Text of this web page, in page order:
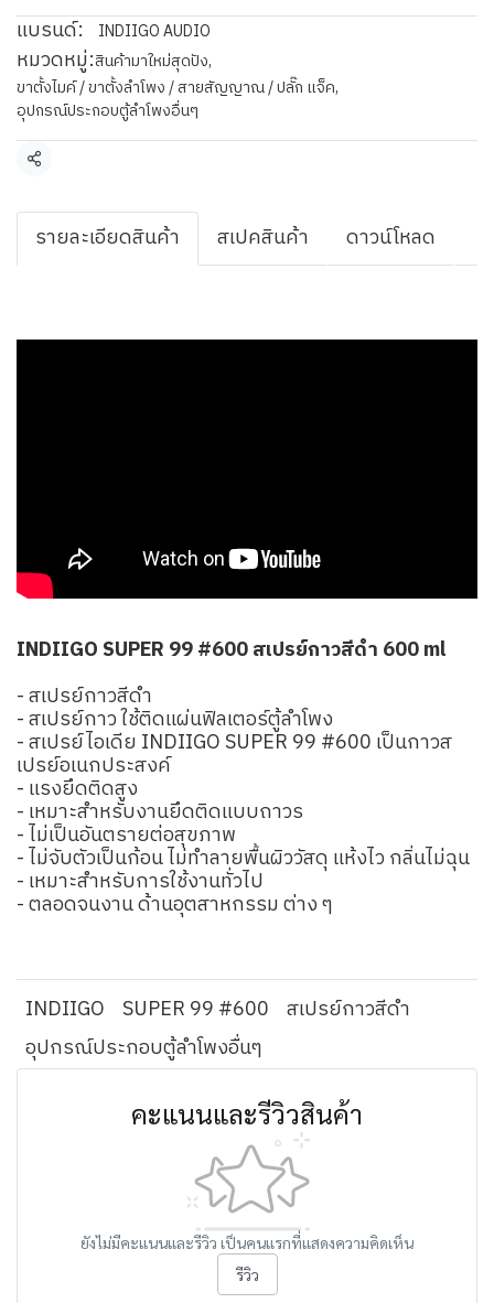
แบรนด์:
INDIIGO AUDIO
หมวดหมู่:สินค้ามาใหม่สุดปัง,
ขาตั้งไมค์ / ขาตั้งลำโพง / สายสัญญาณ / ปลั๊ก แจ็ค,
อุปกรณ์ประกอบตู้ลำโพงอื่นๆ
แชร์
รายละเอียดสินค้า สเปคสินค้า ดาวน์โหลด
INDIIGO SUPER 99 #600 สเปรย์กาวสีดำ 600 ml
- สเปรย์กาวสีดำ
- สเปรย์กาว ใช้ติดแผ่นฟิลเตอร์ตู้ลำโพง
- สเปรย์ไอเดีย INDIIGO SUPER 99 #600 เป็นกาวส
เปรย์อเนกประสงค์
- แรงยึดติดสูง
- เหมาะสำหรับงานยึดติดแบบถาวร
- ไม่เป็นอันตรายต่อสุขภาพ
- ไม่จับตัวเป็นก้อน ไม่ทำลายพื้นผิววัสดุ แห้งไว กลิ่นไม่ฉุน
- เหมาะสำหรับการใช้งานทั่วไป
- ตลอดจนงาน ด้านอุตสาหกรรม ต่าง ๆ
INDIIGO SUPER 99 #600 สเปรย์กาวสีดำ
อุปกรณ์ประกอบตู้ลำโพงอื่นๆ
คะแนนและรีวิวสินค้า
ยังไม่มีคะแนนและรีวิว เป็นคนแรกที่แสดงความคิดเห็น
รีวิว